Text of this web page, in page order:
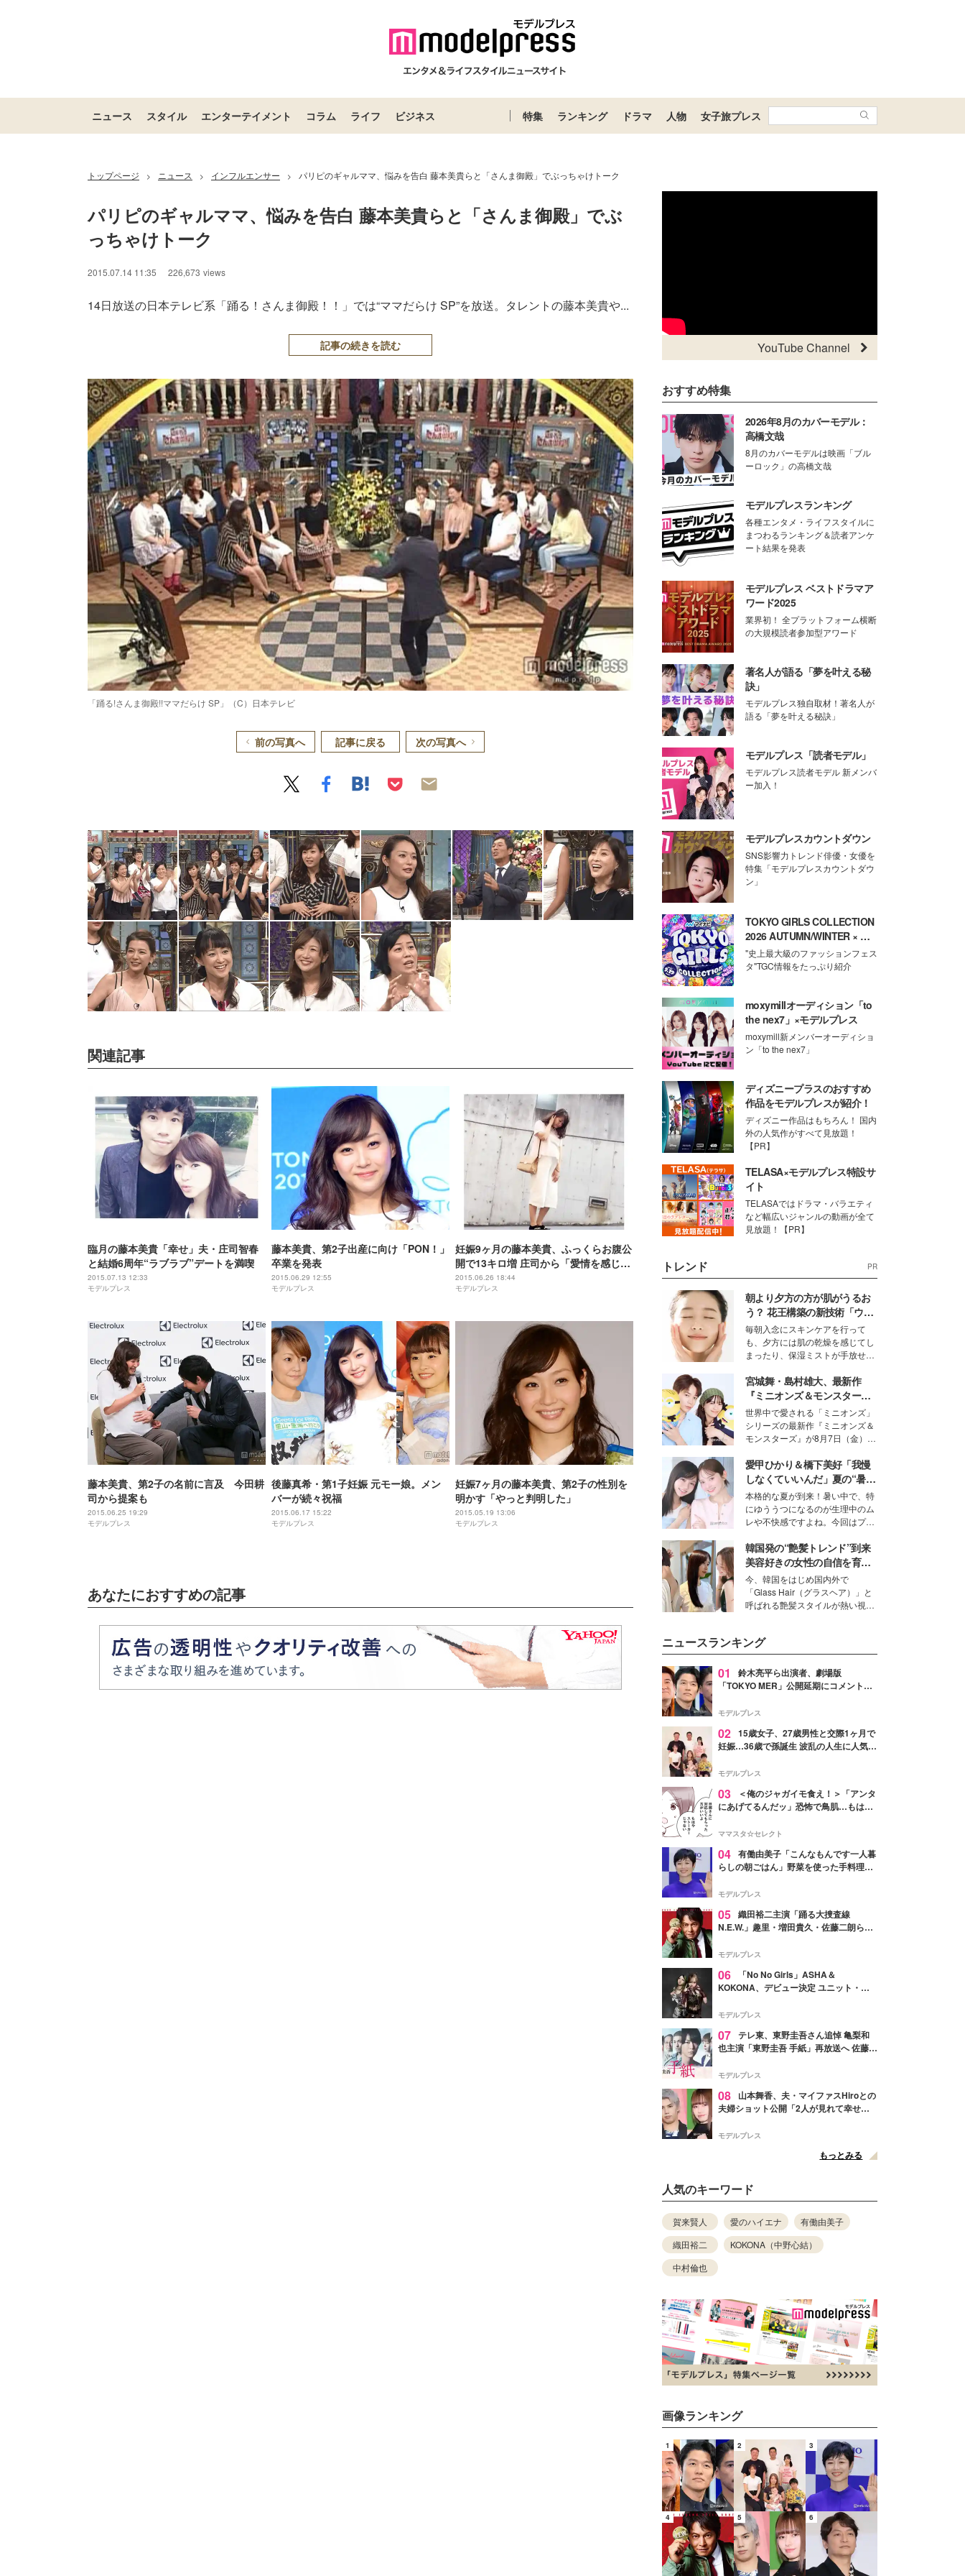
ニュース スタイル エンターテイメント コラム ライフ ビジネス 特集 ランキング ドラマ 人物 女子旅プレス
トップページ > ニュース > インフルエンサー > パリピのギャルママ、悩みを告白 藤本美貴らと「さんま御殿」でぶっちゃけトーク
パリピのギャルママ、悩みを告白 藤本美貴らと「さんま御殿」でぶ
っちゃけトーク
2015.07.14 11:35 226,673 views
14日放送の日本テレビ系「踊る！さんま御殿！！」では“ママだらけ SP”を放送。タレントの藤本美貴や...
記事の続きを読む
「踊る!さんま御殿!!ママだらけ SP」（C）日本テレビ
Unmute Loaded:
87.03%
前の写真へ 記事に戻る 次の写真へ
関連記事
臨月の藤本美貴「幸せ」夫・庄司智春
と結婚6周年“ラブラブ”デートを満喫
2015.07.13 12:33
モデルプレス
藤本美貴、第2子出産に向け「PON！」
卒業を発表
2015.06.29 12:55
モデルプレス
妊娠9ヶ月の藤本美貴、ふっくらお腹公
開で13キロ増 庄司から「愛情を感じ
た」
2015.06.26 18:44
モデルプレス
藤本美貴、第2子の名前に言及 今田耕
司から提案も
2015.06.25 19:29
モデルプレス
後藤真希・第1子妊娠 元モー娘。メン
バーが続々祝福
2015.06.17 15:22
モデルプレス
妊娠7ヶ月の藤本美貴、第2子の性別を
明かす「やっと判明した」
2015.05.19 13:06
モデルプレス
あなたにおすすめの記事
YouTube Channel
おすすめ特集
2026年8月のカバーモデル：
高橋文哉
8月のカバーモデルは映画「ブル
ーロック」の高橋文哉
モデルプレスランキング
各種エンタメ・ライフスタイルに
まつわるランキング＆読者アンケ
ート結果を発表
モデルプレス ベストドラマア
ワード2025
業界初！ 全プラットフォーム横断
の大規模読者参加型アワード
著名人が語る「夢を叶える秘
訣」
モデルプレス独自取材！著名人が
語る「夢を叶える秘訣」
モデルプレス「読者モデル」
モデルプレス読者モデル 新メンバ
ー加入！
モデルプレスカウントダウン
SNS影響力トレンド俳優・女優を
特集「モデルプレスカウントダウ
ン」
TOKYO GIRLS COLLECTION
2026 AUTUMN/WINTER × モ
デルプレス
"史上最大級のファッションフェス
タ"TGC情報をたっぷり紹介
moxymillオーディション「to
the nex7」×モデルプレス
moxymill新メンバーオーディショ
ン「to the nex7」
ディズニープラスのおすすめ
作品をモデルプレスが紹介！
ディズニー作品はもちろん！ 国内
外の人気作がすべて見放題！
【PR】
TELASA×モデルプレス特設サ
イト
TELASAではドラマ・バラエティ
など幅広いジャンルの動画が全て
見放題！【PR】
トレンド PR
朝より夕方の方が肌がうるお
う？ 花王構築の新技術「ウォ
ーターキャプチャリングスキ
ン（捕水肌）」がスキンケア
の常識を変える予感
毎朝入念にスキンケアを行って
も、夕方には肌の乾燥を感じてし
まったり、保湿ミストが手放せな
な美容の常識を大きく変える可能
性を秘めた、革新的な「Water
Capturing Skin（ウォーターキャ
プチャリングスキン：捕水肌）」
技術を、花王が構築した。
宮城舞・島村雄大、最新作
『ミニオンズ＆モンスター
ズ』の魅力熱弁 ハチャメチャ
だけじゃない“友情と絆”に感
動
世界中で愛される「ミニオンズ」
シリーズの最新作『ミニオンズ＆
モンスターズ』が8月7日（金）に
ニオン好き”という共通点を持つモ
デルの宮城舞と島村雄大の特別対
談をお届け！それぞれの視点か
ら、今作ならではの魅力や予想外
の感動をもたらす奥深いストーリ
ーについて熱く語り合ってもらっ
た。
愛甲ひかり＆橋下美好「我慢
しなくていいんだ」夏の“暑さ
対策”の新しい選択肢とは？
本格的な夏が到来！暑い中で、特
にゆううつになるのが生理中のム
レや不快感ですよね。今回はプラ
モデル・愛甲ひかりさんと橋下美
好さんを迎えて本音で女子会トー
ク。猛暑のお出かけを快適に過ご
すヒントや、2人が感動した夏の
生理の新常識にも迫りました。
韓国発の“艶髪トレンド”到来
美容好きの女性の自信を育む
「ヘアケア事情」って？
今、韓国をはじめ国内外で
「Glass Hair（グラスヘア）」と
呼ばれる艶髪スタイルが熱い視線
して、“髪そのものの美しさ”に改
めて注目する人が増えている様
子。今回は、そんな憧れの艶やか
な髪を日常で叶える、美容好きの
ます。
ニュースランキング
01
鈴木亮平ら出演者、劇場版
「TOKYO MER」公開延期にコメント
最大の敬意とエールを」
モデルプレス
02 15歳女子、27歳男性と交際1ヶ月で
妊娠…36歳で孫誕生 波乱の人生に人気タ
よ！」
モデルプレス
03
＜俺のジャガイモ食え！＞「アンタ
にあげてるんだッ」恐怖で鳥肌…もはや
ママスタ☆セレクト
04 有働由美子「こんなもんです一人暮
らしの朝ごはん」野菜を使った手料理公
そう」と反響
モデルプレス
05 織田裕二主演「踊る大捜査線
N.E.W.」趣里・増田貴久・佐藤二朗ら新
徴する“謎のキーワード”も
モデルプレス
06
「No No Girls」ASHA＆
KOKONA、デビュー決定 ユニット・
リリースへ
モデルプレス
07 テレ東、東野圭吾さん追悼 亀梨和
也主演「東野圭吾 手紙」再放送へ 佐藤隆
モデルプレス
08
山本舞香、夫・マイファスHiroとの
夫婦ショット公開「2人が見れて幸せ」
モデルプレス
もっとみる
人気のキーワード
賀来賢人 愛のハイエナ
有働由美子
織田裕二
KOKONA（中野心結）
中村倫也
画像ランキング
1 2 3
4 5 6